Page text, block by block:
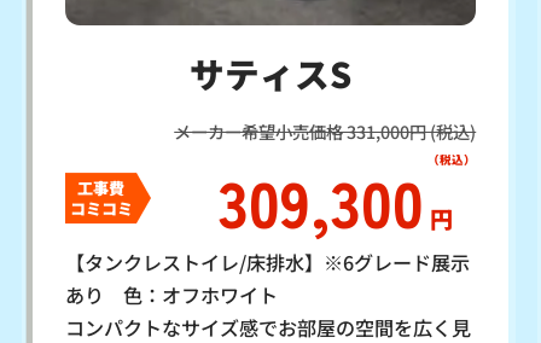
サティスS
メーカー希望小売価格 331,000円 (税込)
工事費
コミコミ
309,300 円
【タンクレストイレ/床排水】※6グレード展示
あり 色：オフホワイト
コンパクトなサイズ感でお部屋の空間を広く見